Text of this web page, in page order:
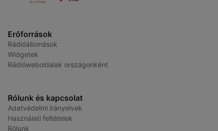
Erőforrások
Rádióállomások
Widgetek
Rádióweboldalak országonként
Rólunk és kapcsolat
Adatvédelmi irányelvek
Használati feltételek
Rólunk